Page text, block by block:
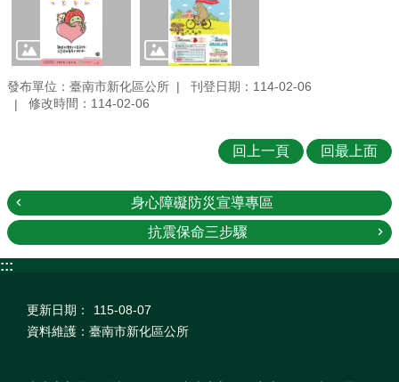
發布單位：臺南市新化區公所
刊登日期：114-02-06
修改時間：114-02-06
回上一頁 回最上面
身心障礙防災宣導專區
抗震保命三步驟
:::
更新日期：
115-08-07
資料維護：臺南市新化區公所